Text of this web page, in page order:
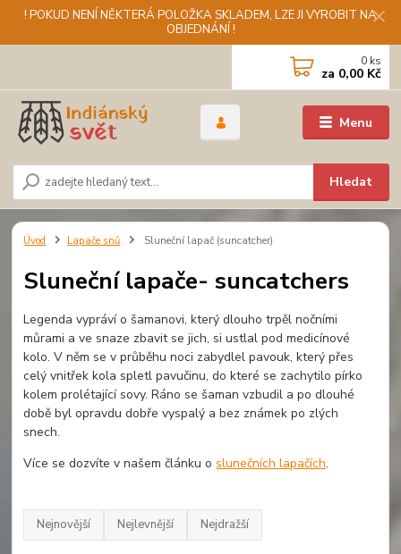
! POKUD NENÍ NĚKTERÁ POLOŽKA SKLADEM, LZE JI VYROBIT NA
OBJEDNÁNÍ !
Menu
Hledat
0 ks
za 0,00 Kč
Úvod Lapače snů Sluneční lapač (suncatcher)
Sluneční lapače- suncatchers
Legenda vypráví o šamanovi, který dlouho trpěl nočními
můrami a ve snaze zbavit se jich, si ustlal pod medicínové
kolo. V něm se v průběhu noci zabydlel pavouk, který přes
celý vnitřek kola spletl pavučinu, do které se zachytilo pírko
kolem prolétající sovy. Ráno se šaman vzbudil a po dlouhé
době byl opravdu dobře vyspalý a bez známek po zlých
snech.
Více se dozvíte v našem článku oslunečních lapačích.
Nejnovější Nejlevnější Nejdražší